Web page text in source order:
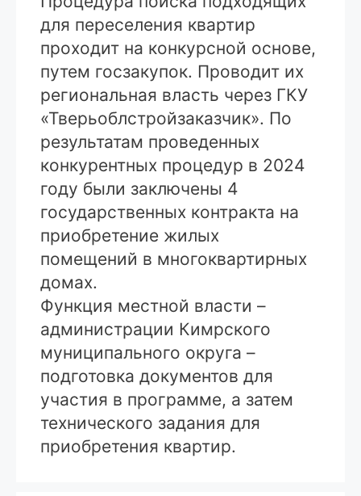
для переселения квартир
проходит на конкурсной основе,
путем госзакупок. Проводит их
региональная власть через ГКУ
«Тверьоблстройзаказчик». По
результатам проведенных
конкурентных процедур в 2024
году были заключены 4
государственных контракта на
приобретение жилых
помещений в многоквартирных
домах.
Функция местной власти –
администрации Кимрского
муниципального округа –
подготовка документов для
участия в программе, а затем
технического задания для
приобретения квартир.